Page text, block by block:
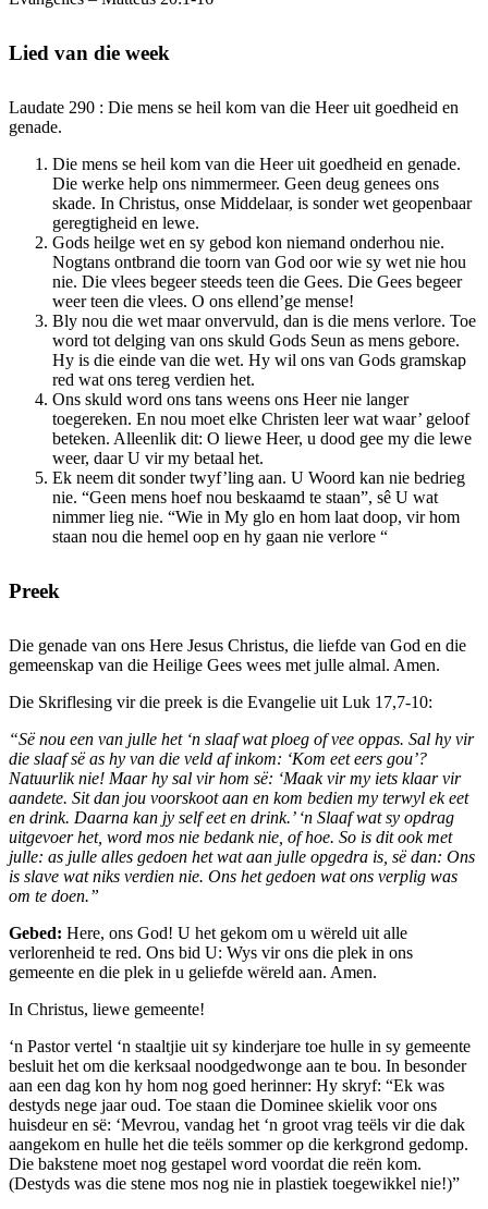
Lied van die week
Laudate 290 : Die mens se heil kom van die Heer uit goedheid en
genade.
Die mens se heil kom van die Heer uit goedheid en genade.
Die werke help ons nimmermeer. Geen deug genees ons
skade. In Christus, onse Middelaar, is sonder wet geopenbaar
geregtigheid en lewe.
Gods heilge wet en sy gebod kon niemand onderhou nie.
Nogtans ontbrand die toorn van God oor wie sy wet nie hou
nie. Die vlees begeer steeds teen die Gees. Die Gees begeer
weer teen die vlees. O ons ellend’ge mense!
Bly nou die wet maar onvervuld, dan is die mens verlore. Toe
word tot delging van ons skuld Gods Seun as mens gebore.
Hy is die einde van die wet. Hy wil ons van Gods gramskap
red wat ons tereg verdien het.
Ons skuld word ons tans weens ons Heer nie langer
toegereken. En nou moet elke Christen leer wat waar’ geloof
beteken. Alleenlik dit: O liewe Heer, u dood gee my die lewe
weer, daar U vir my betaal het.
Ek neem dit sonder twyf’ling aan. U Woord kan nie bedrieg
nie. “Geen mens hoef nou beskaamd te staan”, sê U wat
nimmer lieg nie. “Wie in My glo en hom laat doop, vir hom
staan nou die hemel oop en hy gaan nie verlore “
Preek
Die genade van ons Here Jesus Christus, die liefde van God en die
gemeenskap van die Heilige Gees wees met julle almal. Amen.
Die Skriflesing vir die preek is die Evangelie uit Luk 17,7-10:
“Së nou een van julle het ‘n slaaf wat ploeg of vee oppas. Sal hy vir
die slaaf së as hy van die veld af inkom: ‘Kom eet eers gou’?
Natuurlik nie! Maar hy sal vir hom së: ‘Maak vir my iets klaar vir
aandete. Sit dan jou voorskoot aan en kom bedien my terwyl ek eet
en drink. Daarna kan jy self eet en drink.’ ‘n Slaaf wat sy opdrag
uitgevoer het, word mos nie bedank nie, of hoe. So is dit ook met
julle: as julle alles gedoen het wat aan julle opgedra is, së dan: Ons
is slave wat niks verdien nie. Ons het gedoen wat ons verplig was
om te doen.”
Gebed: Here, ons God! U het gekom om u wëreld uit alle
verlorenheid te red. Ons bid U: Wys vir ons die plek in ons
gemeente en die plek in u geliefde wëreld aan. Amen.
In Christus, liewe gemeente!
‘n Pastor vertel ‘n staaltjie uit sy kinderjare toe hulle in sy gemeente
besluit het om die kerksaal noodgedwonge aan te bou. In besonder
aan een dag kon hy hom nog goed herinner: Hy skryf: “Ek was
destyds nege jaar oud. Toe staan die Dominee skielik voor ons
huisdeur en së: ‘Mevrou, vandag het ‘n groot vrag teëls vir die dak
aangekom en hulle het die teëls sommer op die kerkgrond gedomp.
Die bakstene moet nog gestapel word voordat die reën kom.
(Destyds was die stene mos nog nie in plastiek toegewikkel nie!)”